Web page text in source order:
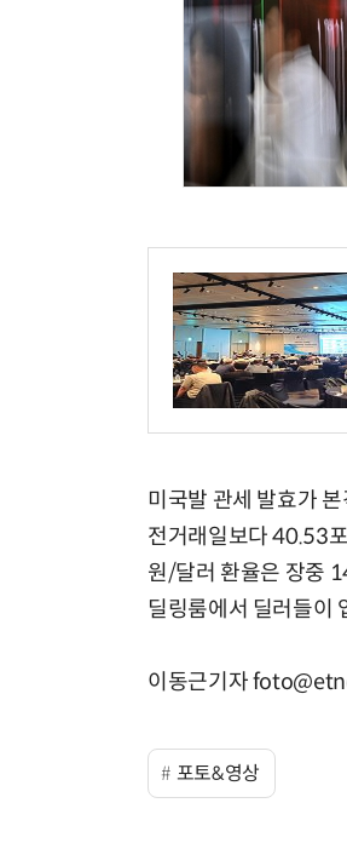
미국발 관세 발효가
전거래일보다 40.53
원/달러 환율은 장중
딜링룸에서 딜러들이
이동근기자
포토&영상